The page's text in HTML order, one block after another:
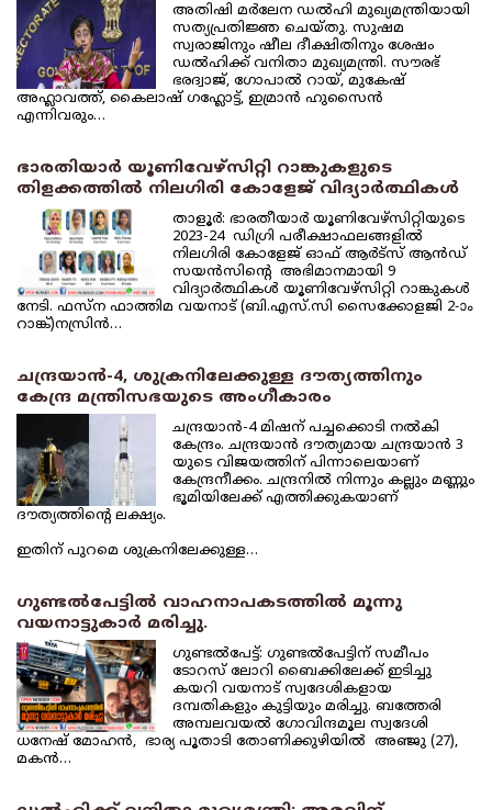
അതിഷി മര്‍ലേന ഡല്‍ഹി മുഖ്യമന്ത്രിയായി
സത്യപ്രതിജ്ഞ ചെയ്തു. സുഷമ
സ്വരാജിനും ഷീല ദീക്ഷിതിനും ശേഷം
ഡല്‍ഹിക്ക് വനിതാ മുഖ്യമന്ത്രി. സൗരഭ്
ഭരദ്വാജ്, ഗോപാല്‍ റായ്, മുകേഷ്
അഹ്ലാവത്ത്, കൈലാഷ് ഗഹ്ലോട്ട്, ഇമ്രാന്‍ ഹുസൈന്‍
എന്നിവരും…
ഭാരതിയാര്‍ യൂണിവേഴ്‌സിറ്റി റാങ്കുകളുടെ
തിളക്കത്തില്‍ നിലഗിരി കോളേജ് വിദ്യാര്‍ത്ഥികള്‍
താളൂര്‍: ഭാരതീയാര്‍ യൂണിവേഴ്‌സിറ്റിയുടെ
2023-24 ഡിഗ്രി പരീക്ഷാഫലങ്ങളില്‍
നിലഗിരി കോളേജ് ഓഫ് ആര്‍ട്‌സ് ആന്‍ഡ്
സയന്‍സിന്റെ അഭിമാനമായി 9
വിദ്യാര്‍ത്ഥികള്‍ യൂണിവേഴ്‌സിറ്റി റാങ്കുകള്‍
നേടി. ഫസ്‌ന ഫാത്തിമ വയനാട് (ബി.എസ്.സി സൈക്കോളജി 2-ാം
റാങ്ക്)നസ്രിന്‍…
ചന്ദ്രയാന്‍-4, ശുക്രനിലേക്കുള്ള ദൗത്യത്തിനും
കേന്ദ്ര മന്ത്രിസഭയുടെ അംഗീകാരം
ചന്ദ്രയാന്‍-4 മിഷന് പച്ചക്കൊടി നല്‍കി
കേന്ദ്രം. ചന്ദ്രയാന്‍ ദൗത്യമായ ചന്ദ്രയാന്‍ 3
യുടെ വിജയത്തിന് പിന്നാലെയാണ്
കേന്ദ്രനീക്കം. ചന്ദ്രനില്‍ നിന്നും കല്ലും മണ്ണും
ഭൂമിയിലേക്ക് എത്തിക്കുകയാണ്
ദൗത്യത്തിന്റെ ലക്ഷ്യം.
ഇതിന് പുറമെ ശുക്രനിലേക്കുള്ള…
ഗുണ്ടല്‍പേട്ടില്‍ വാഹനാപകടത്തില്‍ മൂന്നു
വയനാട്ടുകാര്‍ മരിച്ചു.
ഗുണ്ടല്‍പേട്ട്: ഗുണ്ടല്‍പേട്ടിന് സമീപം
ടോറസ് ലോറി ബൈക്കിലേക്ക് ഇടിച്ചു
കയറി വയനാട് സ്വദേശികളായ
ദമ്പതികളും കുട്ടിയും മരിച്ചു. ബത്തേരി
അമ്പലവയല്‍ ഗോവിന്ദമൂല സ്വദേശി
ധനേഷ് മോഹന്‍, ഭാര്യ പൂതാടി തോണിക്കുഴിയില്‍ അഞ്ജു (27),
മകന്‍…